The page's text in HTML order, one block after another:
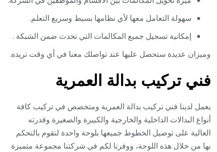
سهولة التعامل معها لأي نظامها بسيط وسريع التعلم.
إمكانية تسجيل جميع المكالمات التي تحدث ضمن الشبكة .
وميزان عديدة ستحصل عليها عند تواصلك معنا في أي وقت تريده.
فني تركيب بدالة العمرية
يعمل لدينا فني تركيب بدالة العمرية ومتخصص في تركيب كافة
أنواع البدالات الداخلية والخارجية والكبيرة والصغيرة وقدرته
العالية على توصيل الخطوط جميعها بلوحة واحدة لتقوم بالتحكم
بها من خلال هذه اللوحة، ووفرنا لكم في شركتنا مجموعة متميزة